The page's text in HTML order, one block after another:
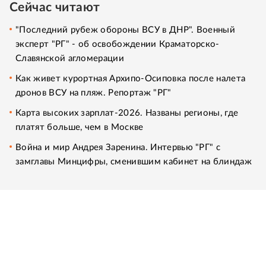
Сейчас читают
"Последний рубеж обороны ВСУ в ДНР". Военный
эксперт "РГ" - об освобождении Краматорско-
Славянской агломерации
Как живет курортная Архипо-Осиповка после налета
дронов ВСУ на пляж. Репортаж "РГ"
Карта высоких зарплат-2026. Названы регионы, где
платят больше, чем в Москве
Война и мир Андрея Заренина. Интервью "РГ" с
замглавы Минцифры, сменившим кабинет на блиндаж